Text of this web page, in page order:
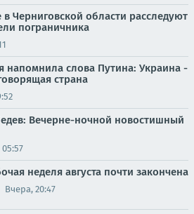
в Черниговской области расследуют
пограничника
напомнила слова Путина: Украина -
страна
Вечерне-ночной новостишный
05:57
неделя августа почти закончена
Вчера, 20:47